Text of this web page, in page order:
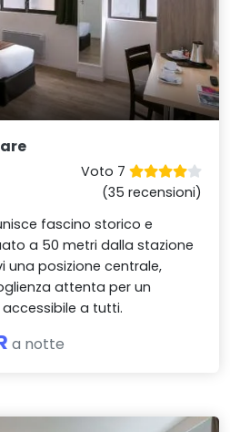
Voto 7
(35 recensioni)
fascino storico e
a 50 metri dalla stazione
una posizione centrale,
attenta per un
a tutti.
a notte